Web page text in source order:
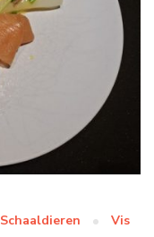
Schaaldieren Vis